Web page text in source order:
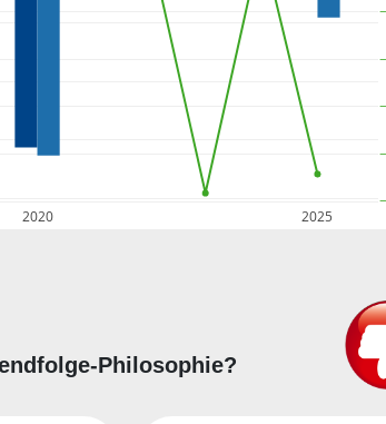
2020 2025
Philosophie?